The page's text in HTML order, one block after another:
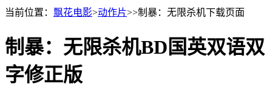
当前位置： 飘花电影>动作片>>制暴：无限杀机下载页面
制暴：无限杀机BD国英双语双
字修正版